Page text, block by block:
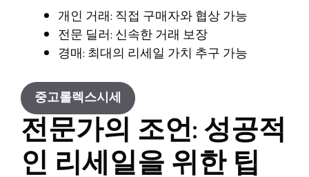
개인 거래: 직접 구매자와 협상 가능
전문 딜러: 신속한 거래 보장
경매: 최대의 리세일 가치 추구 가능
중고롤렉스시세
전문가의 조언: 성공적
인 리세일을 위한 팁